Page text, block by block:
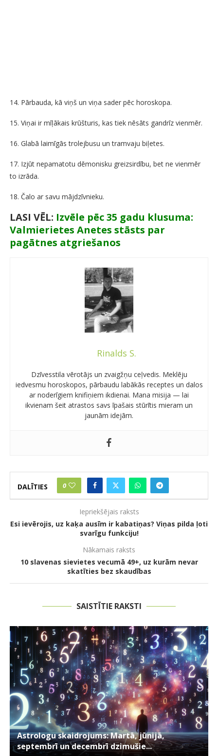
14. Pārbauda, kā viņš un viņa sader pēc horoskopa.
15. Viņai ir mīļākais krūšturis, kas tiek nēsāts gandrīz vienmēr.
16. Glabā laimīgās trolejbusu un tramvaju biļetes.
17. Izjūt nepamatotu dēmonisku greizsirdību, bet ne vienmēr
to izrāda.
18. Čalo ar savu mājdzīvnieku.
LASI VĒL: Izvēle pēc 35 gadu klusuma:
Valmierietes Anetes stāsts par
pagātnes atgriešanos
Rinalds S.
Dzīvesstila vērotājs un zvaigžņu ceļvedis. Meklēju
iedvesmu horoskopos, pārbaudu labākās receptes un dalos
ar noderīgiem knifiņiem ikdienai. Mana misija — lai
ikvienam šeit atrastos savs īpašais stūrītis mieram un
jaunām idejām.
DALĪTIES 0
Iepriekšējais raksts
Esi ievērojis, uz kaķa ausīm ir kabatiņas? Viņas pilda ļoti
svarīgu funkciju!
Nākamais raksts
10 slavenas sievietes vecumā 49+, uz kurām nevar
skatīties bez skaudības
SAISTĪTIE RAKSTI
Astrologu skaidrojums: Martā, jūnijā,
septembrī un decembrī dzimušie...